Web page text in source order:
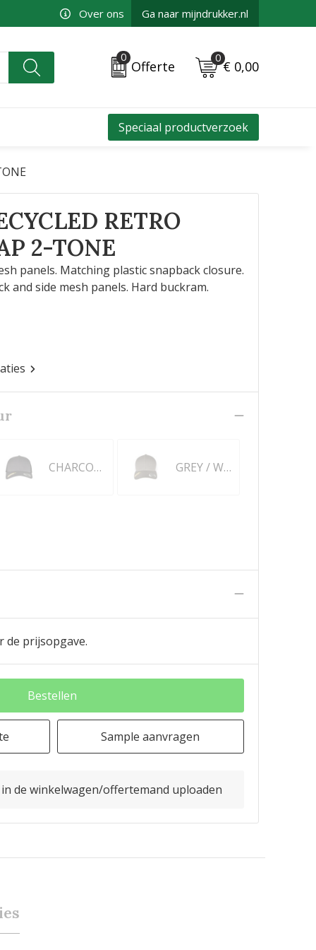
Over ons Ga naar mijndrukker.nl
0
Offerte
0
€ 0,00
Speciaal productverzoek
RETRO
2-TONE
panels. Matching plastic snapback closure.
and side mesh panels. Hard buckram.
CHARCOAL / BLACK GREY / WHITE
de prijsopgave.
Bestellen
Sample aanvragen
de winkelwagen/offertemand uploaden